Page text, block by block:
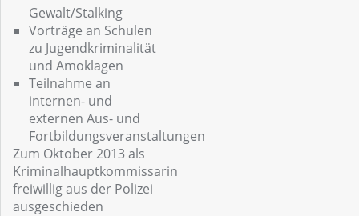
Gewalt/Stalking
Vorträge an Schulen
zu Jugendkriminalität
und Amoklagen
Teilnahme an
internen- und
externen Aus- und
Fortbildungsveranstaltungen
Zum Oktober 2013 als
Kriminalhauptkommissarin
freiwillig aus der Polizei
ausgeschieden